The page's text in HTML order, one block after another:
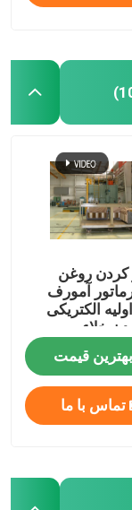
کردن روغن
آمورف
الکتریکی
خلاء
بهترین قیمت
تماس با ما